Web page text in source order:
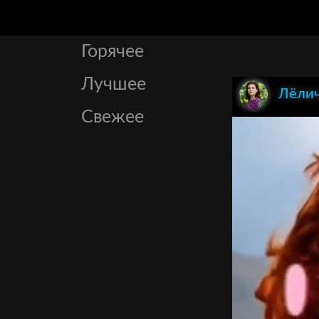
Горячее
Лучшее
Свежее